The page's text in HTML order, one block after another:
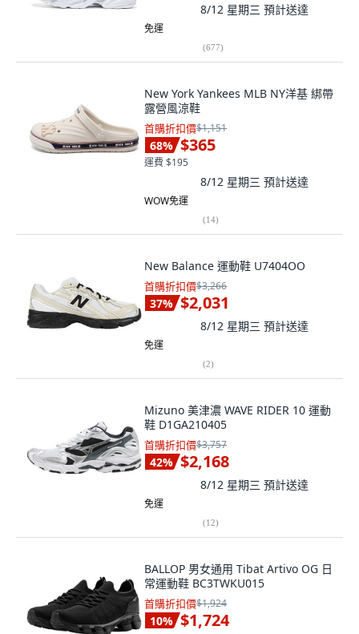
8/12 星期三 預計送達
免運
(677)
New York Yankees MLB NY洋基 綁帶
露營風涼鞋
首購折扣價$1,151
68% $365
運費 $195
8/12 星期三 預計送達
WOW免運
(14)
New Balance 運動鞋 U7404OO
首購折扣價$3,266
37% $2,031
8/12 星期三 預計送達
免運
(2)
Mizuno 美津濃 WAVE RIDER 10 運動
鞋 D1GA210405
首購折扣價$3,757
42% $2,168
8/12 星期三 預計送達
免運
(12)
BALLOP 男女通用 Tibat Artivo OG 日
常運動鞋 BC3TWKU015
首購折扣價$1,924
10% $1,724